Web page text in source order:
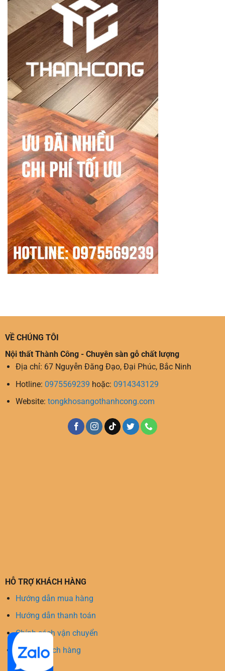
VỀ CHÚNG TÔI
Nội thất Thành Công - Chuyên sàn gỗ chất lượng
Địa chỉ: 67 Nguyễn Đăng Đạo, Đại Phúc, Bắc Ninh
Hotline: 0975569239 hoặc: 0914343129
Website: tongkhosangothanhcong.com
HỖ TRỢ KHÁCH HÀNG
Hướng dẫn mua hàng
Hướng dẫn thanh toán
Chính sách vận chuyển
Hỗ trợ khách hàng